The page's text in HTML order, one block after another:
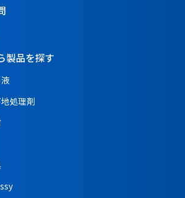
製品を探す
処理剤